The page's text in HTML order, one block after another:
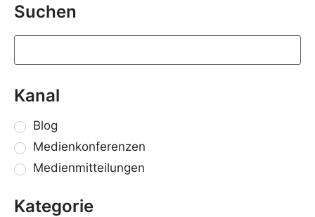
Suchen
Kanal
Blog
Medienkonferenzen
Medienmitteilungen
Kategorie